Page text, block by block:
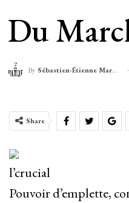
Du
By Sébastien-Étienne Marechal
Share
l’crucial
Pouvoir d’emplette,